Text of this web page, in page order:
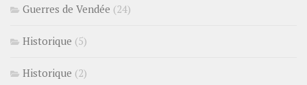
Guerres de Vendée (24)
Historique (5)
Historique (2)